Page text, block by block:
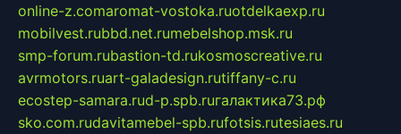
online-z.comaromat-vostoka.ruotdelkaexp.ru
mobilvest.rubbd.net.rumebelshop.msk.ru
smp-forum.rubastion-td.rukosmoscreative.ru
avrmotors.ruart-galadesign.rutiffany-c.ru
ecostep-samara.rud-p.spb.ruгалактика73.рф
sko.com.rudavitamebel-spb.rufotsis.rutesiaes.ru